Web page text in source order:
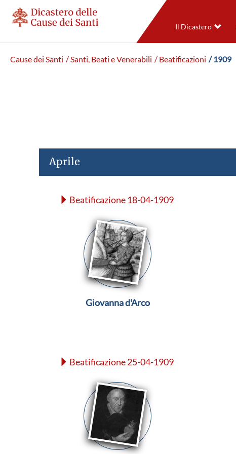
Il Dicastero
Cause dei Santi / Santi, Beati e Venerabili / Beatificazioni / 1909
Aprile
Beatificazione 18-04-1909
Giovanna d'Arco
Beatificazione 25-04-1909